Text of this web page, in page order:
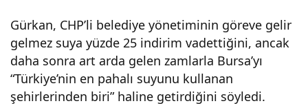
Gürkan, CHP’li belediye yönetiminin göreve gelir
gelmez suya yüzde 25 indirim vadettiğini, ancak
daha sonra art arda gelen zamlarla Bursa’yı
“Türkiye’nin en pahalı suyunu kullanan
şehirlerinden biri” haline getirdiğini söyledi.